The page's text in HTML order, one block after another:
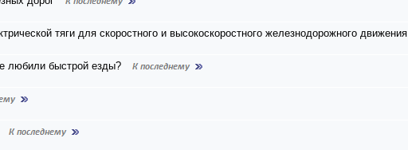
тяги для скоростного и высокоскоростного железнодорожного движения
любили быстрой езды?